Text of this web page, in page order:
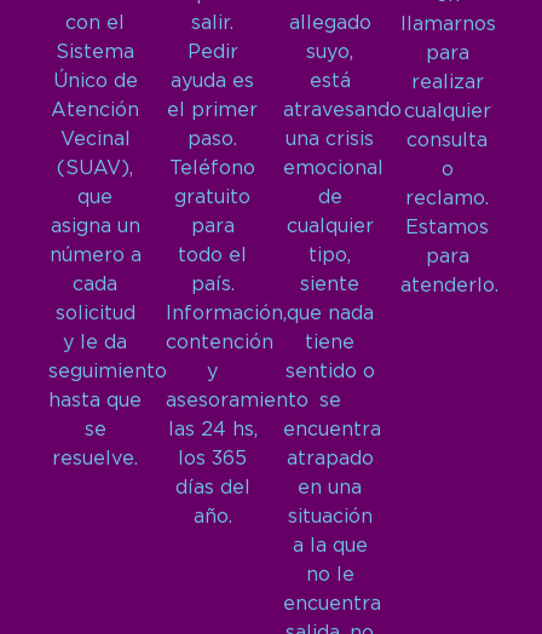
con el
Sistema
Único de
Atención
Vecinal
(SUAV),
que
asigna un
número a
cada
solicitud
y le da
seguimiento
hasta que
se
resuelve.
salir.
Pedir
ayuda es
el primer
paso.
Teléfono
gratuito
para
todo el
país.
Información,
contención
y
asesoramiento
las 24 hs,
los 365
días del
año.
allegado
suyo,
está
atravesando
una crisis
emocional
de
cualquier
tipo,
siente
que nada
tiene
sentido o
se
encuentra
atrapado
en una
situación
a la que
no le
encuentra
llamarnos
para
realizar
cualquier
consulta
o
reclamo.
Estamos
para
atenderlo.